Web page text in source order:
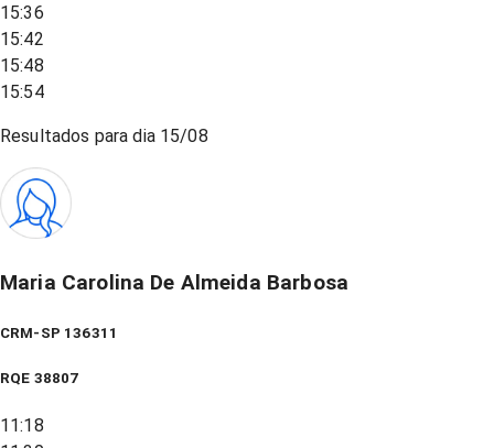
15:36
15:42
15:48
15:54
Resultados para dia 15/08
Maria Carolina De Almeida Barbosa
CRM-SP 136311
RQE 38807
11:18